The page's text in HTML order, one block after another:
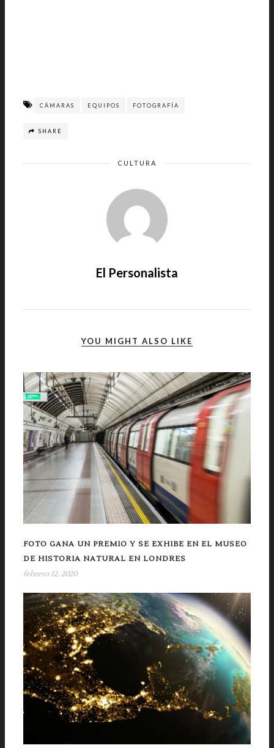
CÁMARAS EQUIPOS FOTOGRAFÍA
SHARE
CULTURA
El Personalista
YOU MIGHT ALSO LIKE
FOTO GANA UN PREMIO Y SE EXHIBE EN EL MUSEO
DE HISTORIA NATURAL EN LONDRES
febrero 12, 2020